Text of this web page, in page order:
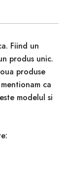
Fiind un
produs unic.
produse
ca
modelul si